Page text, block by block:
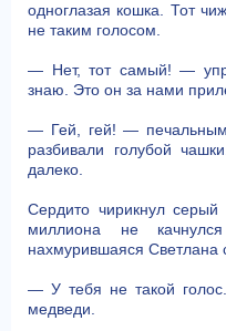
одноглазая кошка. Тот
не таким голосом.
— Нет, тот самый! —
знаю. Это он за нами
— Гей, гей! —
разбивали голубой
далеко.
Сердито чирикнул
миллиона не
нахмурившаяся Светлана
— У тебя не такой
медведи.